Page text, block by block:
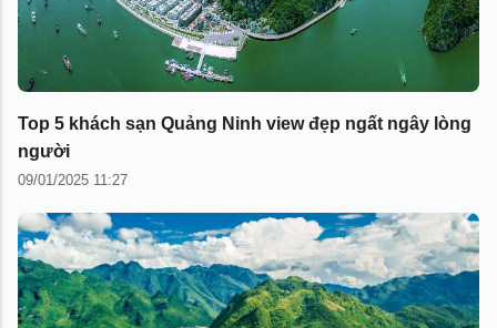
Top 5 khách sạn Quảng Ninh view đẹp ngất ngây lòng
người
09/01/2025 11:27